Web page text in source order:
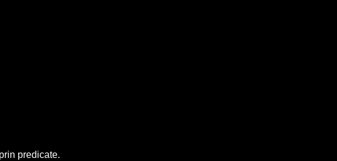
predicate.